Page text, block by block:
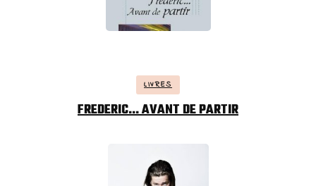
LIVRES
FREDERIC… AVANT DE PARTIR